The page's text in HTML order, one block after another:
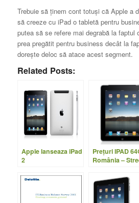
Trebuie să ţinem cont totuşi că Apple a
să creeze cu iPad o tabletă pentru
putea să se refere mai degrabă la faptul
prea pregătit pentru business decât la
doreşte deloc să atace acest segment.
Related Posts:
Apple lanseaza iPad
2
Preţuri IPAD
România –